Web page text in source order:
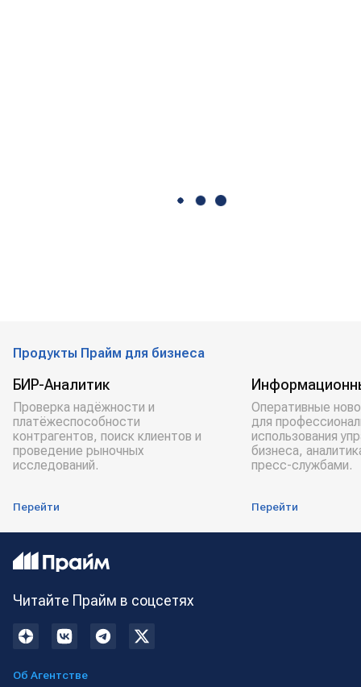
Продукты Прайм для бизнеса
БИР-Аналитик
Проверка надёжности и
платёжеспособности
контрагентов, поиск клиентов и
проведение рыночных
исследований.
Перейти
Оперативные
для
использования
бизнеса,
пресс-службами.
Перейти
Читайте Прайм в соцсетях
Об Агентстве